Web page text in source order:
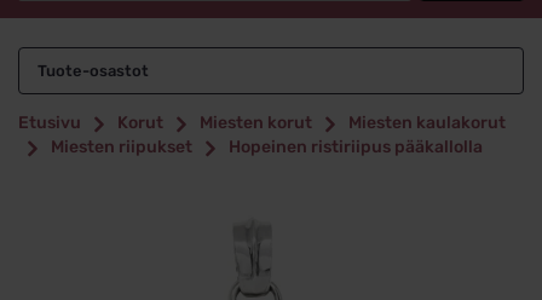
Tuote-osastot
Etusivu Korut Miesten korut
Miesten kaulakorut
Miesten riipukset
Hopeinen ristiriipus pääkallolla